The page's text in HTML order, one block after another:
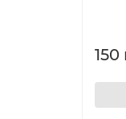
150